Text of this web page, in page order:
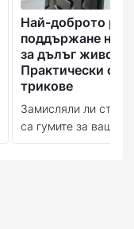
Най-доброто
поддържане на
за дълъг живот:
Практически
трикове
Замисляли ли сте
са гумите за вашия